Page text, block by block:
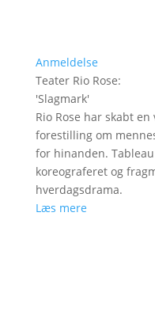
Anmeldelse
Teater Rio Rose:
'Slagmark'
Rio Rose har skabt
forestilling om
for hinanden.
koreograferet og
hverdagsdrama.
Læs mere